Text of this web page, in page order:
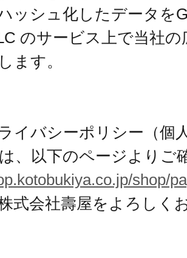
ッシュ化したデータを
のサービス上で当社
ます。
イバシーポリシー（個
、以下のページよりご
shop/
式会社壽屋をよろしく